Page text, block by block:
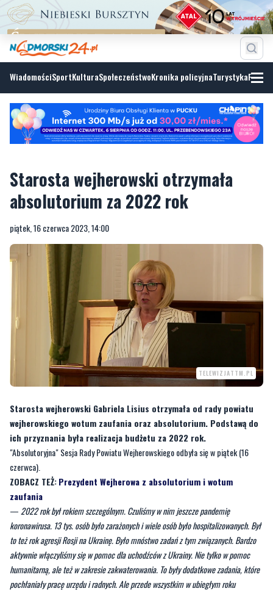
WiadomościSportKulturaSpołeczeństwoKronika policyjnaTurystyka
Starosta wejherowski otrzymała
piątek, 16 czerwca 2023, 14:00
TELEWIZJATTM.PL
Starosta wejherowski Gabriela Lisius otrzymała od rady powiatu
wejherowskiego wotum zaufania oraz absolutorium. Podstawą do
"Absolutoryjna" Sesja Rady Powiatu Wejherowskiego odbyła się w piątek (16
czerwca).
ZOBACZ TEŻ:Prezydent Wejherowa z absolutorium i wotum
zaufania
—2022 rok był rokiem szczególnym. Czuliśmy w nim jeszcze pandemię
koronawirusa. 13 tys. osób było zarażonych i wiele osób było hospitalizowanych. Był
to też rok agresji Rosji na Ukrainę. Było mnóstwo zadań z tym związanych. Bardzo
aktywnie włączyliśmy się w pomoc dla uchodźców z Ukrainy. Nie tylko w pomoc
humanitarną, ale też w zakresie zakwaterowania. To były dodatkowe zadania, które
pochłaniały pracę urzędu i radnych. Ale przede wszystkim w ubiegłym roku
realizowaliśmy też zadania bieżące, społeczne, drogowe, oświatowe, sportowe i
kulturowe, które wpisaliśmy do budżetu na 2022 rok- mówi w rozmowie zTwoją
Telewizją MorskąGabriela Lisius, starosta wejherowski.